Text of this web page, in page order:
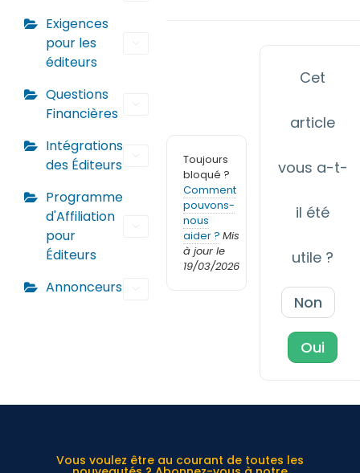
Exigences
pour les
éditeurs
Questions
Financières
Intégrations
des Éditeurs
Programme
d'Affiliation
pour
Éditeurs
Annonceurs
Toujours
bloqué ?
Comment
pouvons-
nous
aider ? Mis
à jour le
19/03/2026
Cet
article
vous a-t-
il été
utile ?
Non
Oui
Vous voulez être au courant de toutes les